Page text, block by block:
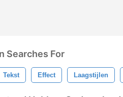
Searches For
Tekst Effect Laagstijlen